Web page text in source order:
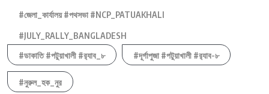
#জেলা_কার্যালয় #পথসভা #NCP_PATUAKHALI
#JULY_RALLY_BANGLADESH
#ডাকাতি #পটুয়াখালী #র‍্যাব_৮
#দূর্গাপুজা #পটুয়াখালী #র‍্যাব-৮
#নুরুল_হক_নুর